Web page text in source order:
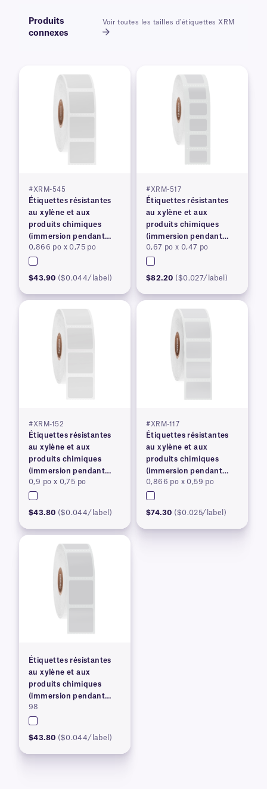
Produits
connexes
Voir toutes les tailles d'étiquettes XRM
#XRM-545
Étiquettes résistantes
au xylène et aux
produits chimiques
(immersion pendant
plus de 24 heures)
0,866 po x 0,75 po
$43.90 ($0.044/label)
#XRM-517
Étiquettes résistantes
au xylène et aux
produits chimiques
(immersion pendant
plus de 24 heures)
0,67 po x 0,47 po
$82.20 ($0.027/label)
#XRM-152
Étiquettes résistantes
au xylène et aux
produits chimiques
(immersion pendant
plus de 24 heures)
0,9 po x 0,75 po
$43.80 ($0.044/label)
#XRM-117
Étiquettes résistantes
au xylène et aux
produits chimiques
(immersion pendant
plus de 24 heures)
0,866 po x 0,59 po
$74.30 ($0.025/label)
Étiquettes résistantes
au xylène et aux
produits chimiques
(immersion pendant
plus de 24 heures) –
0,875 po x 0,875 po
98
$43.80 ($0.044/label)